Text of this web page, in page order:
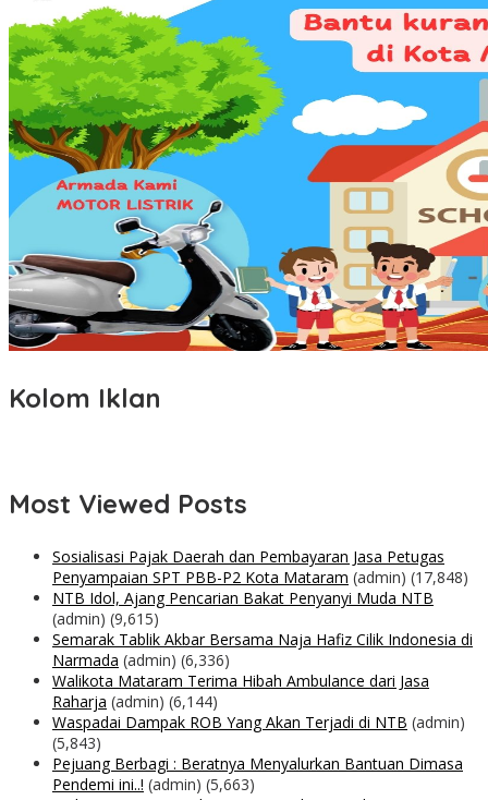
Kolom Iklan
Most Viewed Posts
Sosialisasi Pajak Daerah dan Pembayaran Jasa Petugas
Penyampaian SPT PBB-P2 Kota Mataram (admin) (17,848)
NTB Idol, Ajang Pencarian Bakat Penyanyi Muda NTB
(admin) (9,615)
Semarak Tablik Akbar Bersama Naja Hafiz Cilik Indonesia di
Narmada (admin) (6,336)
Walikota Mataram Terima Hibah Ambulance dari Jasa
Raharja (admin) (6,144)
Waspadai Dampak ROB Yang Akan Terjadi di NTB (admin)
(5,843)
Pejuang Berbagi : Beratnya Menyalurkan Bantuan Dimasa
Pendemi ini..! (admin) (5,663)